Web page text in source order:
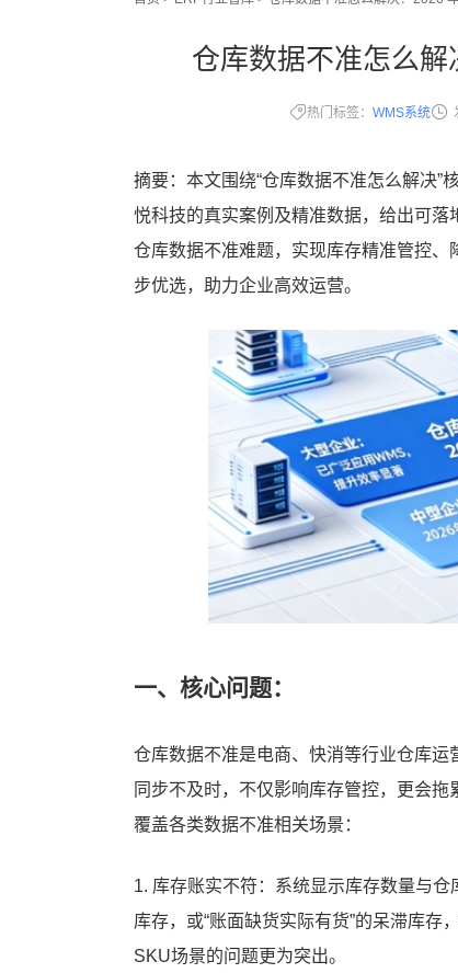
仓库数据不准怎么
热门标签： WMS系统
摘要：本文围绕“仓库数据不准怎么解决”
悦科技的真实案例及精准数据，给出可
仓库数据不准难题，实现库存精准管控、
步优选，助力企业高效运营。
一、核心问题：
仓库数据不准是电商、快消等行业仓库运
同步不及时，不仅影响库存管控，更会拖
覆盖各类数据不准相关场景：
1. 库存账实不符：系统显示库存数量与仓
库存，或“账面缺货实际有货”的呆滞库
SKU场景的问题更为突出。